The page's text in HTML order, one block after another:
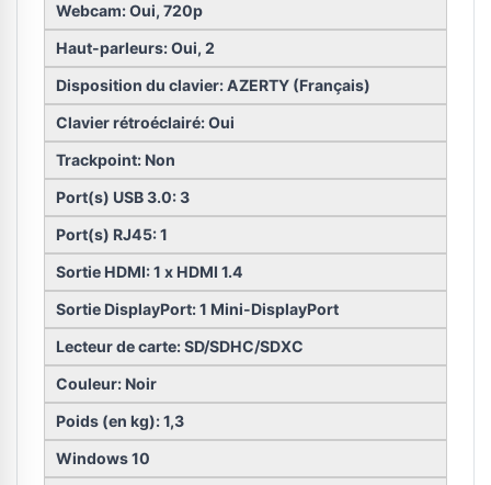
Webcam: Oui, 720p
Haut-parleurs: Oui, 2
Disposition du clavier: AZERTY (Français)
Clavier rétroéclairé: Oui
Trackpoint: Non
Port(s) USB 3.0: 3
Port(s) RJ45: 1
Sortie HDMI: 1 x HDMI 1.4
Sortie DisplayPort: 1 Mini-DisplayPort
Lecteur de carte: SD/SDHC/SDXC
Couleur: Noir
Poids (en kg): 1,3
Windows 10